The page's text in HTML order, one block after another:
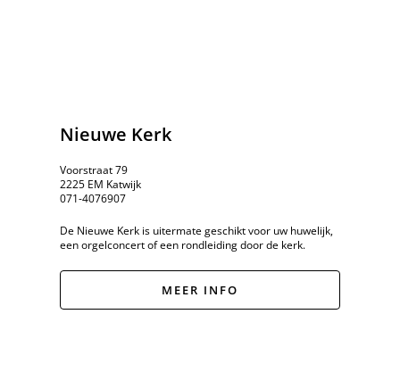
Nieuwe Kerk
Voorstraat 79
2225 EM Katwijk
071-4076907
De Nieuwe Kerk is uitermate geschikt voor uw huwelijk,
een orgelconcert of een rondleiding door de kerk.
MEER INFO